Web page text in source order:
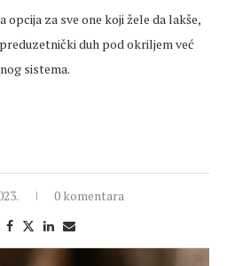
za sve one koji žele da lakše,
duh pod okriljem već
sistema.
0 komentara